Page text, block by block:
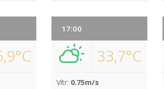
17:00
33,7°C
Vítr: 0.75m/s